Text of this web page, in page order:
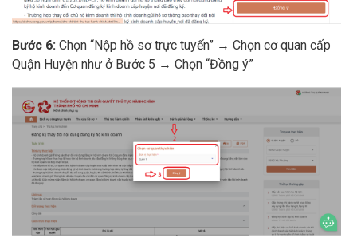
Bước 6: Chọn “Nộp hồ sơ trực tuyến” → Chọn cơ quan cấp
Quận Huyện như ở Bước 5 → Chọn “Đồng ý”